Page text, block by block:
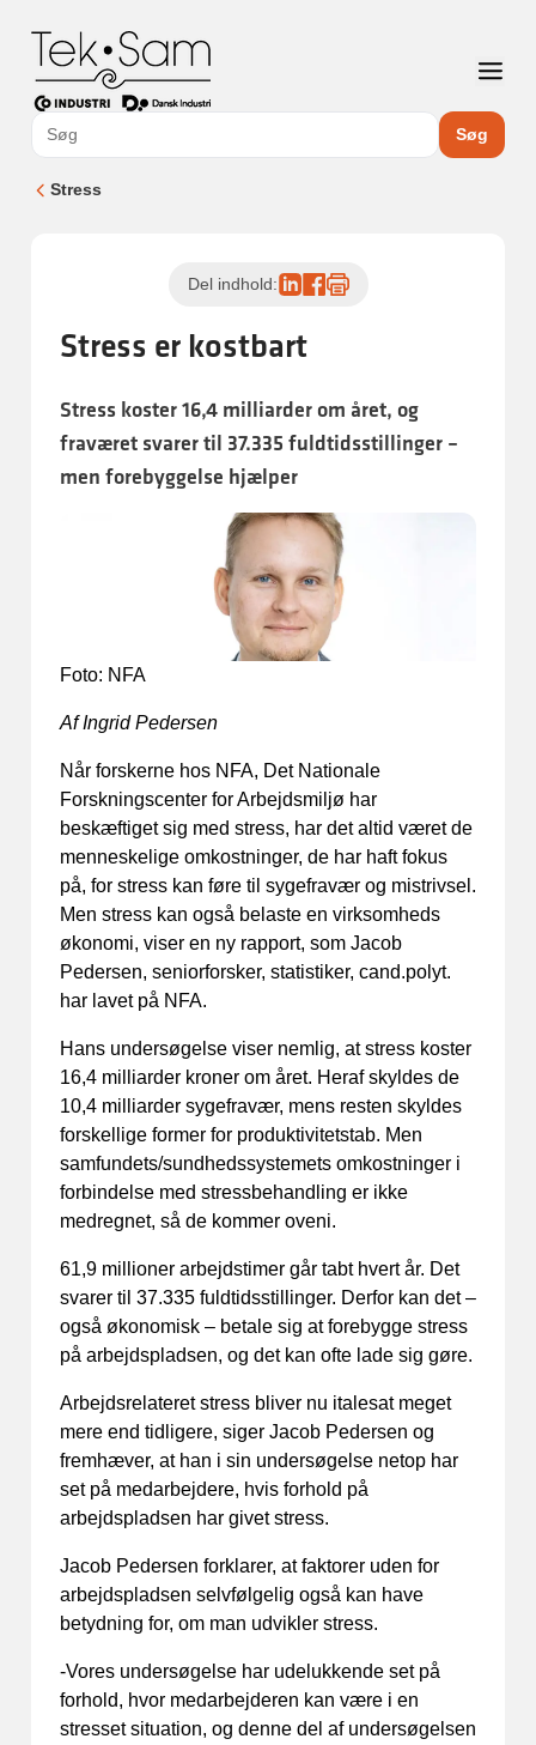
Søg
Stress
Stress er kostbart
Del indhold:
Stress koster 16,4 milliarder om året, og
fraværet svarer til 37.335 fuldtidsstillinger –
men forebyggelse hjælper
Foto: NFA
Af Ingrid Pedersen
Når forskerne hos NFA, Det Nationale
Forskningscenter for Arbejdsmiljø har
beskæftiget sig med stress, har det altid været de
menneskelige omkostninger, de har haft fokus
på, for stress kan føre til sygefravær og mistrivsel.
Men stress kan også belaste en virksomheds
økonomi, viser en ny rapport, som Jacob
Pedersen, seniorforsker, statistiker, cand.polyt.
har lavet på NFA.
Hans undersøgelse viser nemlig, at stress koster
16,4 milliarder kroner om året. Heraf skyldes de
10,4 milliarder sygefravær, mens resten skyldes
forskellige former for produktivitetstab. Men
samfundets/sundhedssystemets omkostninger i
forbindelse med stressbehandling er ikke
medregnet, så de kommer oveni.
61,9 millioner arbejdstimer går tabt hvert år. Det
svarer til 37.335 fuldtidsstillinger. Derfor kan det –
også økonomisk – betale sig at forebygge stress
på arbejdspladsen, og det kan ofte lade sig gøre.
Arbejdsrelateret stress bliver nu italesat meget
mere end tidligere, siger Jacob Pedersen og
fremhæver, at han i sin undersøgelse netop har
set på medarbejdere, hvis forhold på
arbejdspladsen har givet stress.
Jacob Pedersen forklarer, at faktorer uden for
arbejdspladsen selvfølgelig også kan have
betydning for, om man udvikler stress.
-Vores undersøgelse har udelukkende set på
forhold, hvor medarbejderen kan være i en
stresset situation, og denne del af undersøgelsen